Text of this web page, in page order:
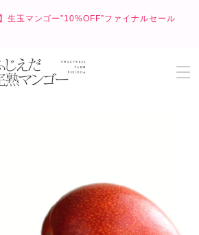
生玉マンゴー”10%OFF”ファイナルセール